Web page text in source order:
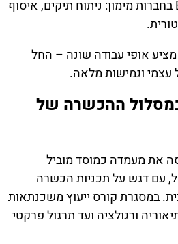
תפקידי Back Office בחברות מימון: ניתוח תיקים, איסוף
אופי עבודה שונה – החל
עצמי וגמישות מלאה.
ההכשרה של
את מעמדה כמוסד מוביל
עם דגש על תכניות הכשרה
במסגרת קורס ייעוץ משכנתאות
ורגולציה ועד תרגול פרקטי